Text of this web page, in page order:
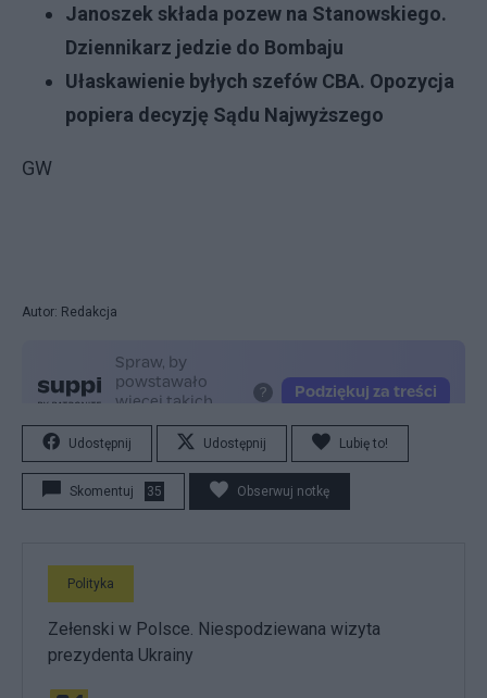
Janoszek składa pozew na Stanowskiego.
Dziennikarz jedzie do Bombaju
Ułaskawienie byłych szefów CBA. Opozycja
popiera decyzję Sądu Najwyższego
GW
Autor: Redakcja
Udostępnij Udostępnij Lubię to!
Skomentuj 35 Obserwuj notkę
Polityka
Zełenski w Polsce. Niespodziewana wizyta
prezydenta Ukrainy